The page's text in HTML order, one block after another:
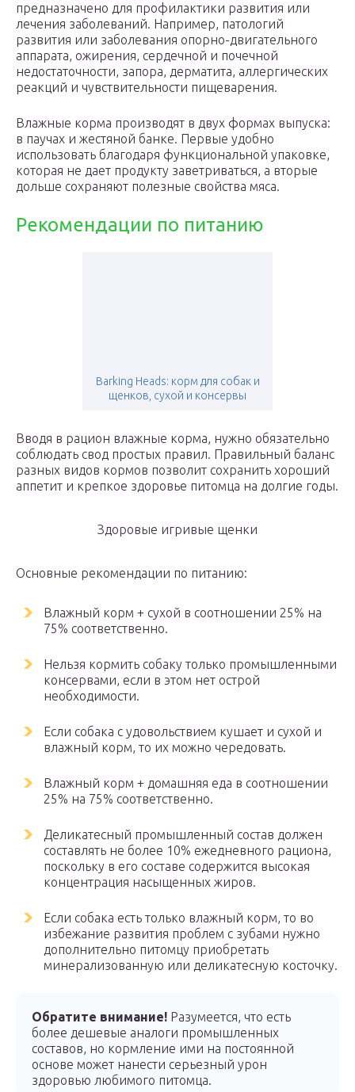
предназначено для профилактики развития или
лечения заболеваний. Например, патологий
развития или заболевания опорно-двигательного
аппарата, ожирения, сердечной и почечной
недостаточности, запора, дерматита, аллергических
реакций и чувствительности пищеварения.
Влажные корма производят в двух формах выпуска:
в паучах и жестяной банке. Первые удобно
использовать благодаря функциональной упаковке,
которая не дает продукту заветриваться, а вторые
дольше сохраняют полезные свойства мяса.
Рекомендации по питанию
Barking Heads: корм для собак и
щенков, сухой и консервы
Вводя в рацион влажные корма, нужно обязательно
соблюдать свод простых правил. Правильный баланс
разных видов кормов позволит сохранить хороший
аппетит и крепкое здоровье питомца на долгие годы.
Здоровые игривые щенки
Основные рекомендации по питанию:
Влажный корм + сухой в соотношении 25% на
75% соответственно.
Нельзя кормить собаку только промышленными
консервами, если в этом нет острой
необходимости.
Если собака с удовольствием кушает и сухой и
влажный корм, то их можно чередовать.
Влажный корм + домашняя еда в соотношении
25% на 75% соответственно.
Деликатесный промышленный состав должен
составлять не более 10% ежедневного рациона,
поскольку в его составе содержится высокая
концентрация насыщенных жиров.
Если собака есть только влажный корм, то во
избежание развития проблем с зубами нужно
дополнительно питомцу приобретать
минерализованную или деликатесную косточку.
Обратите внимание! Разумеется, что есть
более дешевые аналоги промышленных
составов, но кормление ими на постоянной
основе может нанести серьезный урон
здоровью любимого питомца.